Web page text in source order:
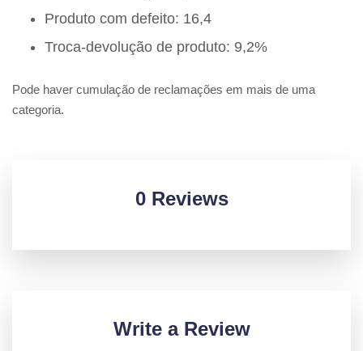
Produto com defeito: 16,4
Troca-devolução de produto: 9,2%
Pode haver cumulação de reclamações em mais de uma
categoria.
0 Reviews
Write a Review